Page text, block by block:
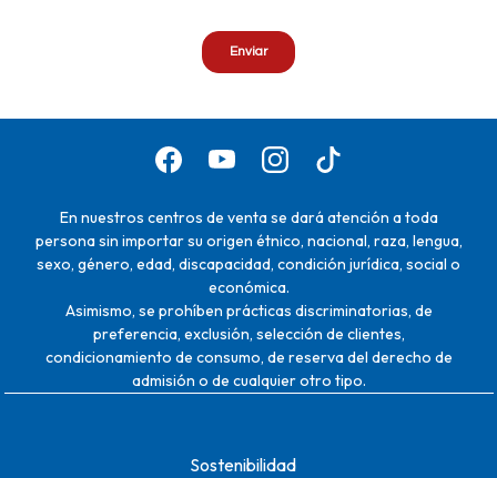
En nuestros centros de venta se dará atención a toda
persona sin importar su origen étnico, nacional, raza, lengua,
sexo, género, edad, discapacidad, condición jurídica, social o
económica.
Asimismo, se prohíben prácticas discriminatorias, de
preferencia, exclusión, selección de clientes,
condicionamiento de consumo, de reserva del derecho de
admisión o de cualquier otro tipo.
Sostenibilidad